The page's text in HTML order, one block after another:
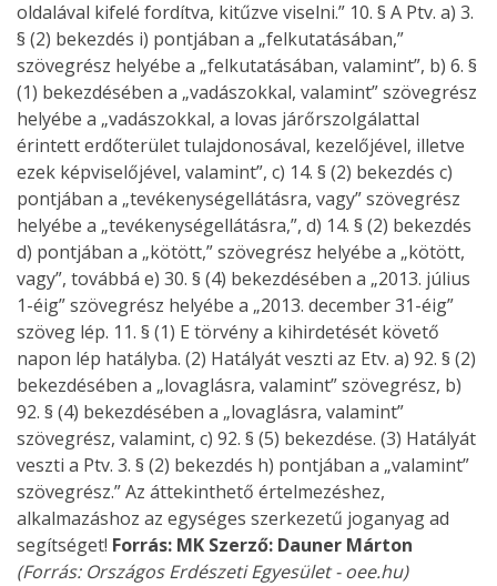
oldalával kifelé fordítva, kitűzve viselni.” 10. § A Ptv. a) 3.
§ (2) bekezdés i) pontjában a „felkutatásában,”
szövegrész helyébe a „felkutatásában, valamint”, b) 6. §
(1) bekezdésében a „vadászokkal, valamint” szövegrész
helyébe a „vadászokkal, a lovas járőrszolgálattal
érintett erdőterület tulajdonosával, kezelőjével, illetve
ezek képviselőjével, valamint”, c) 14. § (2) bekezdés c)
pontjában a „tevékenységellátásra, vagy” szövegrész
helyébe a „tevékenységellátásra,”, d) 14. § (2) bekezdés
d) pontjában a „kötött,” szövegrész helyébe a „kötött,
vagy”, továbbá e) 30. § (4) bekezdésében a „2013. július
1-éig” szövegrész helyébe a „2013. december 31-éig”
szöveg lép. 11. § (1) E törvény a kihirdetését követő
napon lép hatályba. (2) Hatályát veszti az Etv. a) 92. § (2)
bekezdésében a „lovaglásra, valamint” szövegrész, b)
92. § (4) bekezdésében a „lovaglásra, valamint”
szövegrész, valamint, c) 92. § (5) bekezdése. (3) Hatályát
veszti a Ptv. 3. § (2) bekezdés h) pontjában a „valamint”
szövegrész.” Az áttekinthető értelmezéshez,
alkalmazáshoz az egységes szerkezetű joganyag ad
segítséget! Forrás: MK Szerző: Dauner Márton
(Forrás: Országos Erdészeti Egyesület - oee.hu)